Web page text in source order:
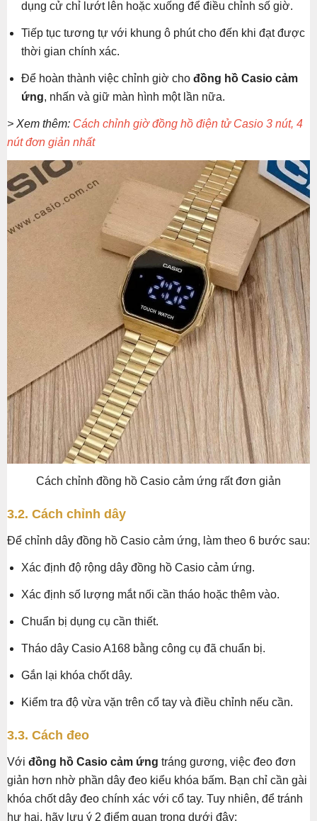
dụng cử chỉ lướt lên hoặc xuống để điều chỉnh số giờ.
Tiếp tục tương tự với khung ô phút cho đến khi đạt được
thời gian chính xác.
Để hoàn thành việc chỉnh giờ cho đồng hồ Casio cảm
ứng, nhấn và giữ màn hình một lần nữa.
> Xem thêm: Cách chỉnh giờ đồng hồ điện tử Casio 3 nút, 4
nút đơn giản nhất
Cách chỉnh đồng hồ Casio cảm ứng rất đơn giản
3.2. Cách chỉnh dây
Để chỉnh dây đồng hồ Casio cảm ứng, làm theo 6 bước sau:
Xác định độ rộng dây đồng hồ Casio cảm ứng.
Xác định số lượng mắt nối cần tháo hoặc thêm vào.
Chuẩn bị dụng cụ cần thiết.
Tháo dây Casio A168 bằng công cụ đã chuẩn bị.
Gắn lại khóa chốt dây.
Kiểm tra độ vừa vặn trên cổ tay và điều chỉnh nếu cần.
3.3. Cách đeo
Với đồng hồ Casio cảm ứng tráng gương, việc đeo đơn
giản hơn nhờ phần dây đeo kiểu khóa bấm. Bạn chỉ cần gài
khóa chốt dây đeo chính xác với cổ tay. Tuy nhiên, để tránh
hư hại, hãy lưu ý 2 điểm quan trọng dưới đây: